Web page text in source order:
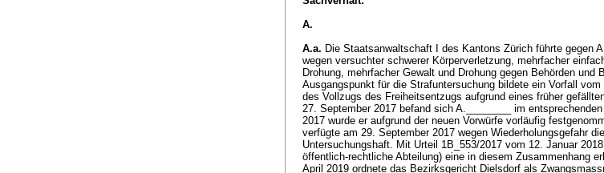
A.
A.a. Die Staatsanwaltschaft I des Kantons Zürich führte gegen
wegen versuchter schwerer Körperverletzung, mehrfacher
Drohung, mehrfacher Gewalt und Drohung gegen Behörden und
Ausgangspunkt für die Strafuntersuchung bildete ein Vorfall
des Vollzugs des Freiheitsentzugs aufgrund eines früher
27. September 2017 befand sich A.________ im
2017 wurde er aufgrund der neuen Vorwürfe vorläufig
verfügte am 29. September 2017 wegen Wiederholungsgefahr
Untersuchungshaft. Mit Urteil 1B_553/2017 vom 12. Januar
öffentlich-rechtliche Abteilung) eine in diesem Zusammenhang
April 2019 ordnete das Bezirksgericht Dielsdorf als